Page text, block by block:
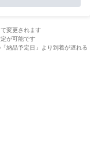
変更されます
が可能です
納品予定日」より到着が遅れる